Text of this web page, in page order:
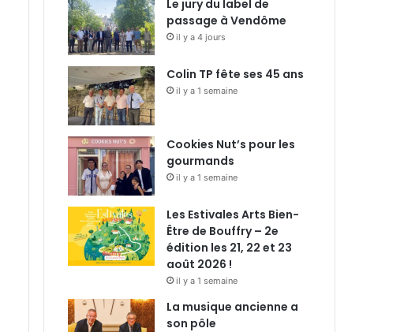
Le jury du label de
passage à Vendôme
il y a 4 jours
Colin TP fête ses 45 ans
il y a 1 semaine
Cookies Nut’s pour les
gourmands
il y a 1 semaine
Les Estivales Arts Bien-
Être de Bouffry – 2e
édition les 21, 22 et 23
août 2026 !
il y a 1 semaine
La musique ancienne a
son pôle